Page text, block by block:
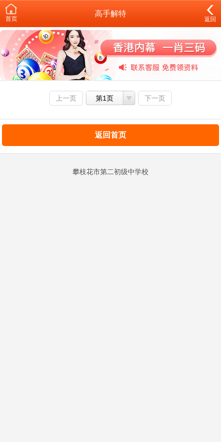
首页
高手解特
返回
上一页 第1页 下一页
返回首页
攀枝花市第二初级中学校